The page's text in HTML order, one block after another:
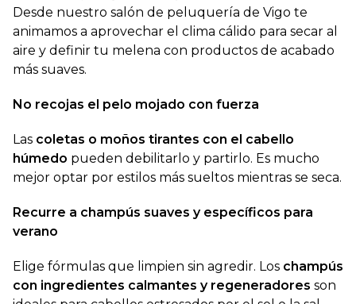
Desde nuestro salón de peluquería de Vigo te
animamos a aprovechar el clima cálido para secar al
aire y definir tu melena con productos de acabado
más suaves.
No recojas el pelo mojado con fuerza
Las coletas o moños tirantes con el cabello
húmedo pueden debilitarlo y partirlo. Es mucho
mejor optar por estilos más sueltos mientras se seca.
Recurre a champús suaves y específicos para
verano
Elige fórmulas que limpien sin agredir. Los champús
con ingredientes calmantes y regeneradores son